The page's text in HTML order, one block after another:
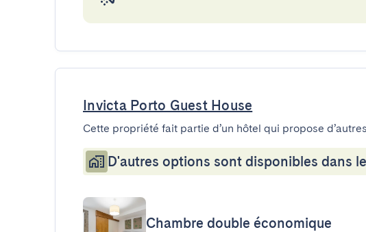
Invicta Porto Guest House
Cette propriété fait partie d’un hôtel qui propose
D'autres options sont disponibles dans
Chambre double économique